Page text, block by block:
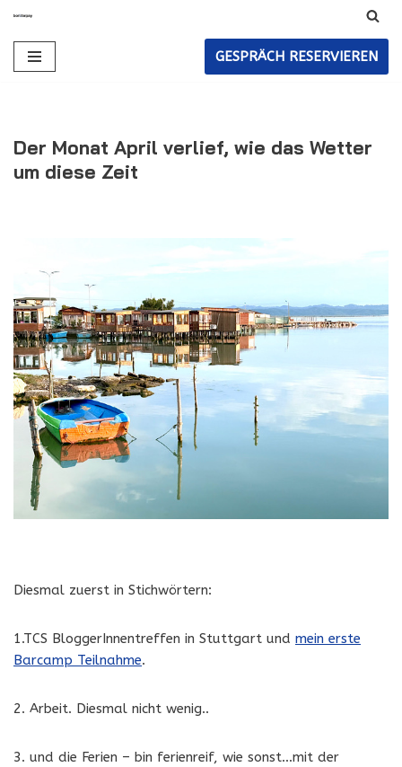
Zum
Inhalt
GESPRÄCH RESERVIEREN
Der Monat April verlief, wie das Wetter
um diese Zeit
Diesmal zuerst in Stichwörtern:
1.TCS BloggerInnentreffen in Stuttgart und mein erste
Barcamp Teilnahme.
2. Arbeit. Diesmal nicht wenig..
3. und die Ferien – bin ferienreif, wie sonst…mit der